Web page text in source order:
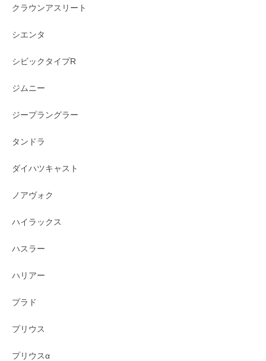
クラウンアスリート
シエンタ
シビックタイプR
ジムニー
ジープラングラー
タンドラ
ダイハツキャスト
ノアヴォク
ハイラックス
ハスラー
ハリアー
プラド
プリウス
プリウスα